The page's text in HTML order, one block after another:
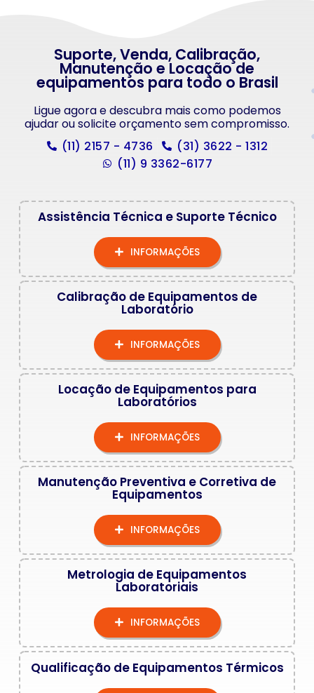
Suporte, Venda, Calibração,
Manutenção e Locação de
equipamentos para todo o Brasil
Ligue agora e descubra mais como podemos
ajudar ou solicite orçamento sem compromisso.
(11) 2157 - 4736
(31) 3622 - 1312
(11) 9 3362-6177
Assistência Técnica e Suporte Técnico
INFORMAÇÕES
Calibração de Equipamentos de
Laboratório
INFORMAÇÕES
Locação de Equipamentos para
Laboratórios
INFORMAÇÕES
Manutenção Preventiva e Corretiva de
Equipamentos
INFORMAÇÕES
Metrologia de Equipamentos
Laboratoriais
INFORMAÇÕES
Qualificação de Equipamentos Térmicos